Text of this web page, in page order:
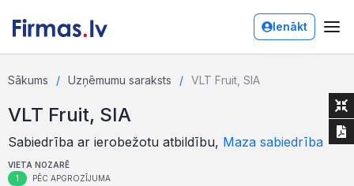
Ienākt
Sākums Uzņēmumu saraksts VLT Fruit, SIA
VLT Fruit, SIA
Sabiedrība ar ierobežotu atbildību, Maza sabiedrība
VIETA NOZARĒ
1 PĒC APGROZĪJUMA